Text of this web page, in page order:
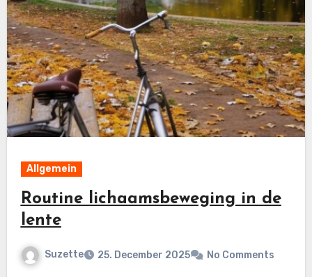
Allgemein
Routine lichaamsbeweging in de
lente
Suzette 25. December 2025 No Comments